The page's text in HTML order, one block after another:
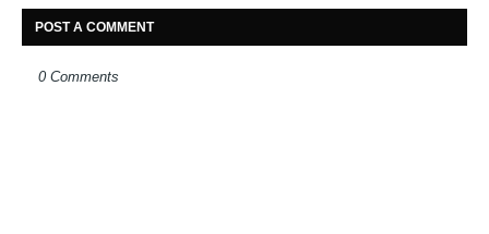
POST A COMMENT
0 Comments